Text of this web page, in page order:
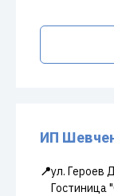
ИП
📍ул. Героев
Гостиница